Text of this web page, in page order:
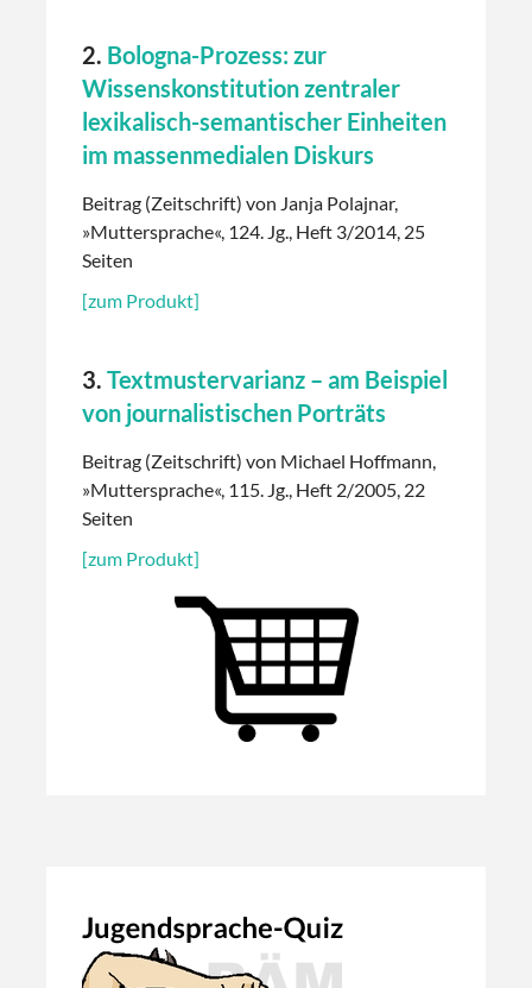
2. Bologna-Prozess: zur
Wissenskonstitution zentraler
lexikalisch-semantischer Einheiten
im massenmedialen Diskurs
Beitrag (Zeitschrift) von Janja Polajnar,
»Muttersprache«, 124. Jg., Heft 3/2014, 25
Seiten
[zum Produkt]
3. Textmustervarianz – am Beispiel
von journalistischen Porträts
Beitrag (Zeitschrift) von Michael Hoffmann,
»Muttersprache«, 115. Jg., Heft 2/2005, 22
Seiten
[zum Produkt]